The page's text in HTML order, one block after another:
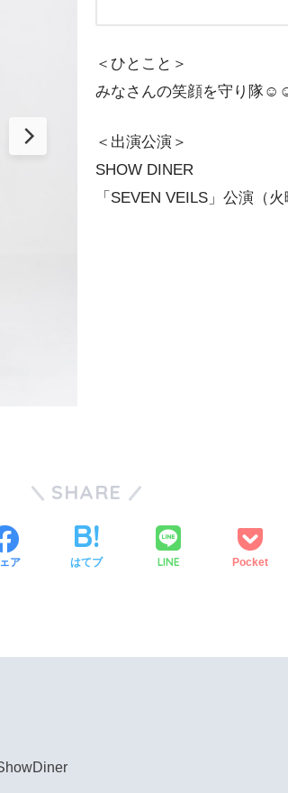
＜ひとこと＞
みなさんの笑顔を守り隊
＜出演公演＞
SHOW DINER
「SEVEN VEILS」公演（火
SHARE
ア はてブ LINE Pocket